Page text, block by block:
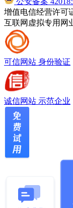
增值电信经营许可
互联网虚拟专用网
可信网站 身份验证
诚信网站 示范企业